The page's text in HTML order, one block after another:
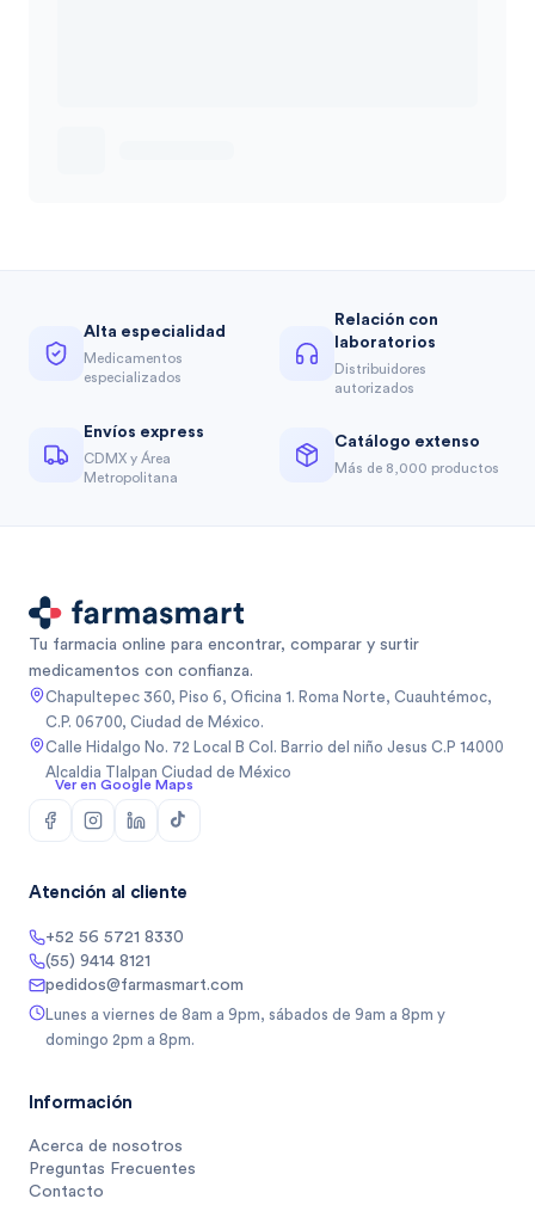
Alta especialidad
Medicamentos
especializados
Relación con
laboratorios
Distribuidores
autorizados
Envíos express
CDMX y Área
Metropolitana
Catálogo extenso
Más de 8,000 productos
Tu farmacia online para encontrar, comparar y surtir
medicamentos con confianza.
Chapultepec 360, Piso 6, Oficina 1. Roma Norte, Cuauhtémoc,
C.P. 06700, Ciudad de México.
Calle Hidalgo No. 72 Local B Col. Barrio del niño Jesus C.P 14000
Alcaldia Tlalpan Ciudad de México
Ver en Google Maps
Atención al cliente
+52 56 5721 8330
(55) 9414 8121
pedidos@farmasmart.com
Lunes a viernes de 8am a 9pm, sábados de 9am a 8pm y
domingo 2pm a 8pm.
Información
Acerca de nosotros
Preguntas Frecuentes
Contacto